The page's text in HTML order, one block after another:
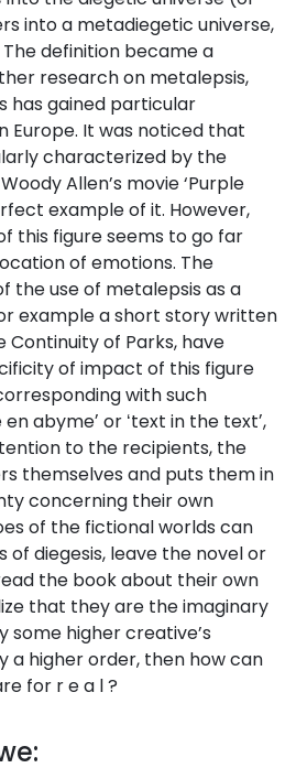
into a metadiegetic universe,
definition became a
research on metalepsis,
has gained particular
Europe. It was noticed that
characterized by the
Allen’s movie ‘Purple
example of it. However,
this figure seems to go far
of emotions. The
the use of metalepsis as a
example a short story written
Continuity of Parks, have
of impact of this figure
with such
abymeʼ or ʻtext in the textʼ,
to the recipients, the
themselves and puts them in
concerning their own
of the fictional worlds can
of diegesis, leave the novel or
the book about their own
that they are the imaginary
higher creative’s
a higher order, then how can
for r e a l ?